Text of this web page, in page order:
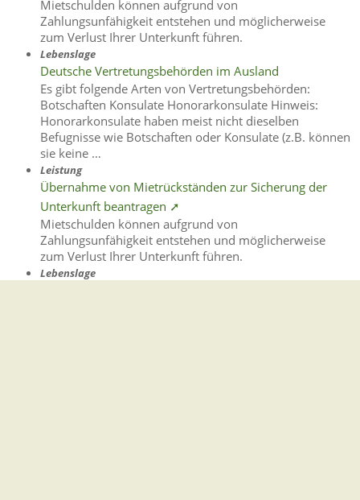
Mietschulden können aufgrund von
Zahlungsunfähigkeit entstehen und möglicherweise
zum Verlust Ihrer Unterkunft führen.
Lebenslage
Deutsche Vertretungsbehörden im Ausland
Es gibt folgende Arten von Vertretungsbehörden:
Botschaften Konsulate Honorarkonsulate Hinweis:
Honorarkonsulate haben meist nicht dieselben
Befugnisse wie Botschaften oder Konsulate (z.B. können
sie keine …
Leistung
Übernahme von Mietrückständen zur Sicherung der
Unterkunft beantragen ➚
Mietschulden können aufgrund von
Zahlungsunfähigkeit entstehen und möglicherweise
zum Verlust Ihrer Unterkunft führen.
Lebenslage